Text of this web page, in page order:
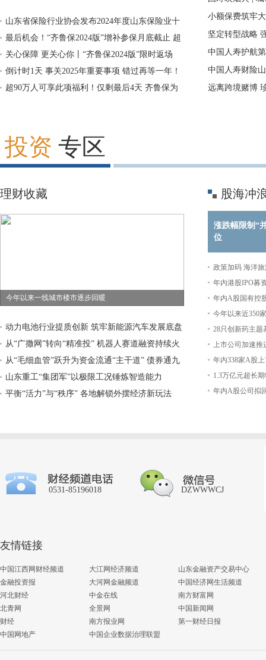
山东省保险行业协会发布2024年度山东保险业十
大典型赔案
最后机会！“齐鲁保2024版”增补参保月底截止 超
百万市民已参保
关心保障 更关心你丨“齐鲁保2024版”限时返场
倒计时1天 事关2025年重要事项 错过再等一年！
超90万人可享此项福利！仅剩最后4天 齐鲁保为
小额保费筑牢
公司30万元理
坚定转型战略
2026年年中工
中国人寿护航
融力量赋能青
中国人寿财险
兴民生 赋能市
远离跨境赌博
投资 专区
理财收藏
今年以来一线城市楼市逐步回暖
动力电池行业提质创新 筑牢新能源汽车发展底盘
从“广撒网”转向“精准投” 机器人赛道融资持续火
热
从“毛细血管”跃升为资金流通“主干道” 债券通九
年蝶变
山东重工“集团军”以极限工况锤炼智造能力
平衡“活力”与“秩序” 各地解锁外摆经济新玩法
股海冲
涨跌幅限制“
位
政策加码 海洋
年内港股IPO募
年内A股国有控
征
今年以来近350
28只创新药主题
上市公司加速推
年内338家A股
1.3万亿元超长
年内A股公司拟
0531-85196018 DZWWWCJ
友情链接
中国江西网财经频道 大江网经济频道
山东金融资产交易中心
金融投资报
大河网金融频道
中国经济网生活频道
河北财经
中金在线
南方财富网
北青网
全景网
中国新闻网
财经
南方报业网
第一财经日报
中国网地产
中国企业数据治理联盟